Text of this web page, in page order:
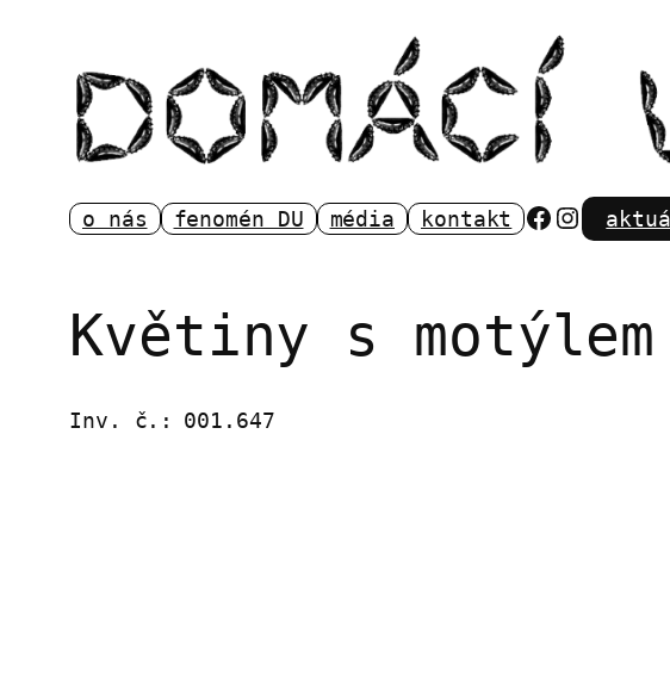
o nás fenomén DU média kontakt Facebook
Květiny s motýlem
Inv. č.: 001.647